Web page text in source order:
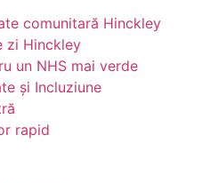
comunitară Hinckley
zi Hinckley
un NHS mai verde
și Incluziune
rapid